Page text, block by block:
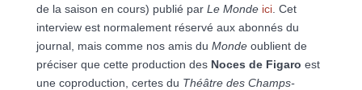
de la saison en cours) publié par Le Monde ici. Cet
interview est normalement réservé aux abonnés du
journal, mais comme nos amis du Mondeoublient de
préciser que cette production des Noces de Figaro est
une coproduction, certes du Théâtre des Champs-